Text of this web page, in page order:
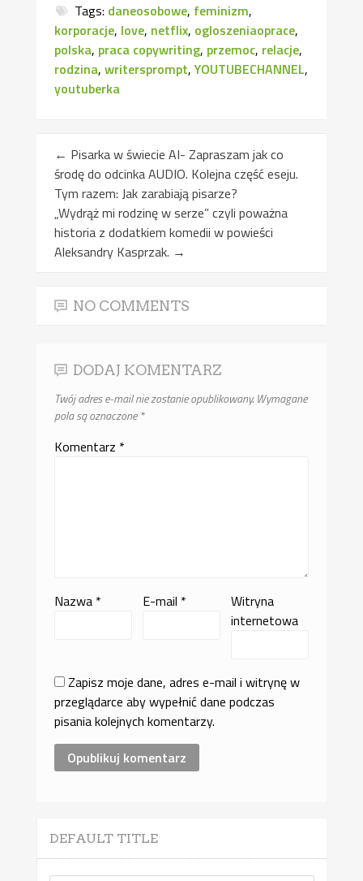
Tags: daneosobowe, feminizm,
korporacje, love, netflix, ogloszeniaoprace,
polska, praca copywriting, przemoc, relacje,
rodzina,writersprompt,YOUTUBECHANNEL,
youtuberka
← Pisarka w świecie AI- Zapraszam jak co
środę do odcinka AUDIO. Kolejna część eseju.
Tym razem: Jak zarabiają pisarze?
„Wydrąż mi rodzinę w serze” czyli poważna
historia z dodatkiem komedii w powieści
Aleksandry Kasprzak. →
NO COMMENTS
DODAJ KOMENTARZ
Twój adres e-mail nie zostanie opublikowany. Wymagane
pola są oznaczone*
Komentarz *
Nazwa * E-mail *
Witryna
internetowa
Zapisz moje dane, adres e-mail i witrynę w
przeglądarce aby wypełnić dane podczas
pisania kolejnych komentarzy.
DEFAULT TITLE